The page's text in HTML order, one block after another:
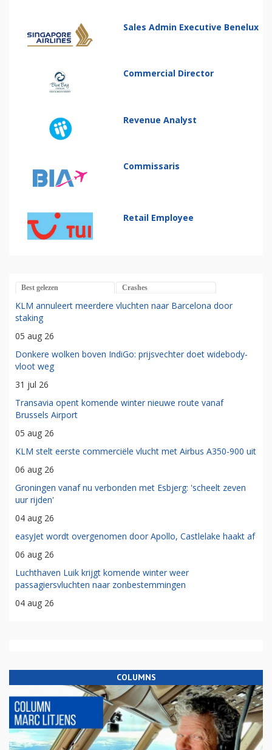
Sales Admin Executive Benelux
Commercial Director
Revenue Analyst
Commissaris
Retail Employee
Best gelezen Crashes
KLM annuleert meerdere vluchten naar Barcelona door
staking
05 aug 26
Donkere wolken boven IndiGo: prijsvechter doet widebody-
vloot weg
31 jul 26
Transavia opent komende winter nieuwe route vanaf
Brussels Airport
05 aug 26
KLM stelt eerste commerciële vlucht met Airbus A350-900 uit
06 aug 26
Groningen vanaf nu verbonden met Esbjerg: 'scheelt zeven
uur rijden'
04 aug 26
easyJet wordt overgenomen door Apollo, Castlelake haakt af
06 aug 26
Luchthaven Luik krijgt komende winter weer
passagiersvluchten naar zonbestemmingen
04 aug 26
COLUMNS